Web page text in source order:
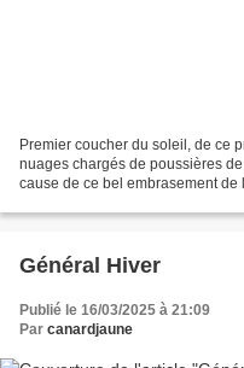
Premier coucher du soleil, de ce
nuages chargés de poussières
cause de ce bel embrasement
Général Hiver
Publié le 16/03/2025 à 21:09
Par canardjaune